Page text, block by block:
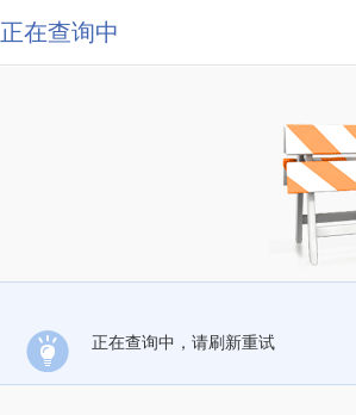
正在查询中
正在查询中，请刷新重试